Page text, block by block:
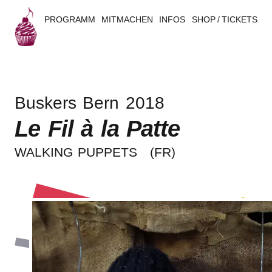
s
k
e
B
PROGRAMM MITMACHEN INFOS SHOP / TICKETS
Buskers Bern 2018
Le Fil à la Patte
WALKING PUPPETS (FR)